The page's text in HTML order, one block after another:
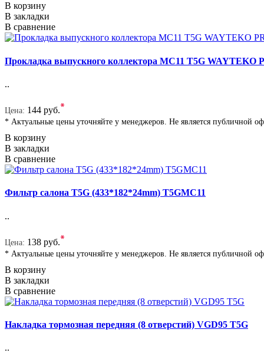
В корзину
В закладки
В сравнение
Прокладка выпускного коллектора MC11 T5G WAYTEKO
..
Цена: 144 руб.*
* Актуальные цены уточняйте у менеджеров. Не является публичной
В корзину
В закладки
В сравнение
Фильтр салона T5G (433*182*24mm) T5GMC11
..
Цена: 138 руб.*
* Актуальные цены уточняйте у менеджеров. Не является публичной
В корзину
В закладки
В сравнение
Накладка тормозная передняя (8 отверстий) VGD95 T5G
..